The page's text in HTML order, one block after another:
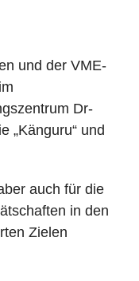
und der VME-
Dr-
„Känguru“ und
auch für die
in den
Zielen